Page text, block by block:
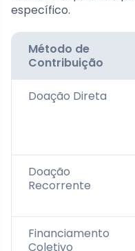
específico.
Método de
Contribuição
Doação Direta
Doação
Recorrente
Financiamento
Coletivo